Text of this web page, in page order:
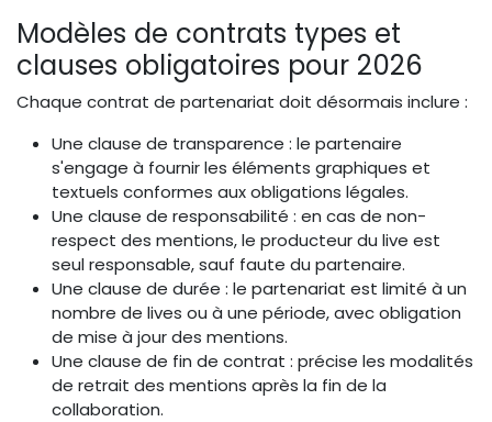
Modèles de contrats types et
clauses obligatoires pour 2026
Chaque contrat de partenariat doit désormais inclure :
Une clause de transparence : le partenaire
s'engage à fournir les éléments graphiques et
textuels conformes aux obligations légales.
Une clause de responsabilité : en cas de non-
respect des mentions, le producteur du live est
seul responsable, sauf faute du partenaire.
Une clause de durée : le partenariat est limité à un
nombre de lives ou à une période, avec obligation
de mise à jour des mentions.
Une clause de fin de contrat : précise les modalités
de retrait des mentions après la fin de la
collaboration.